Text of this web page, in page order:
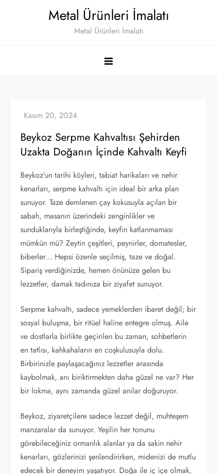
Metal Ürünleri İmalatı
Metal Ürünleri İmalatı
Beykoz Serpme Kahvaltısı Şehirden
Uzakta Doğanın İçinde Kahvaltı Keyfi
Beykoz’un tarihi köyleri, tabiat harikaları ve nehir
kenarları, serpme kahvaltı için ideal bir arka plan
sunuyor. Taze demlenen çay kokusuyla açılan bir
sabah, masanın üzerindeki zenginlikler ve
sunduklarıyla birleştiğinde, keyfin katlanmaması
mümkün mü? Zeytin çeşitleri, peynirler, domatesler,
biberler… Hepsi özenle seçilmiş, taze ve doğal.
Sipariş verdiğinizde, hemen önünüze gelen bu
lezzetler, damak tadınıza bir ziyafet sunuyor.
Serpme kahvaltı, sadece yemeklerden ibaret değil; bir
sosyal buluşma, bir ritüel haline entegre olmuş. Aile
ve dostlarla birlikte geçirilen bu zaman, sohbetlerin
en tatlısı, kahkahaların en coşkulusuyla dolu.
Birbirinizle paylaşacağınız lezzetler arasında
kaybolmak, anı biriktirmekten daha güzel ne var? Her
bir lokma, aynı zamanda güzel anılar doğuruyor.
Beykoz, ziyaretçilere sadece lezzet değil, muhteşem
manzaralar da sunuyor. Yeşilin her tonunu
görebileceğiniz ormanlık alanlar ya da sakin nehir
kenarları, gözlerinizi şenlendirirken, midenizi de mutlu
edecek bir deneyim yaşatıyor. Doğa ile iç içe olmak,